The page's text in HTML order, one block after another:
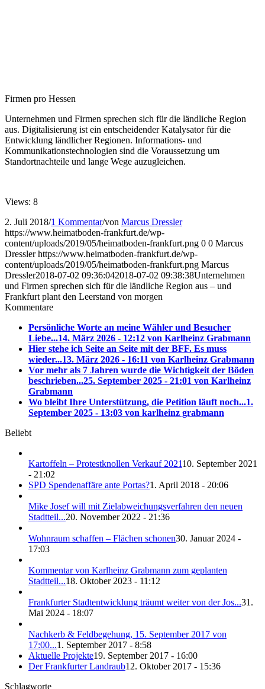
Firmen pro Hessen
Unternehmen und Firmen sprechen sich für die ländliche Region
aus. Digitalisierung ist ein entscheidender Katalysator für die
Entwicklung ländlicher Regionen. Informations- und
Kommunikationstechnologien sind die Voraussetzung um
Standortnachteile und lange Wege auzugleichen.
Views: 8
2. Juli 2018/1 Kommentar/von Marcus Dressler
https://www.heimatboden-frankfurt.de/wp-
content/uploads/2019/05/heimatboden-frankfurt.png 0 0 Marcus
Dressler https://www.heimatboden-frankfurt.de/wp-
content/uploads/2019/05/heimatboden-frankfurt.png Marcus
Dressler2018-07-02 09:36:042018-07-02 09:38:38Unternehmen
und Firmen sprechen sich für die ländliche Region aus – und
Frankfurt plant den Leerstand von morgen
Kommentare
Persönliche Worte an meine Wähler und Besucher
Liebe...14. März 2026 - 12:12 von Karlheinz Grabmann
Hier stehe ich Seite an Seite mit der BFF. Es muss
wieder...13. März 2026 - 16:11 von Karlheinz Grabmann
Vor mehr als 7 Jahren wurde die Wichtigkeit der Böden
beschrieben...25. September 2025 - 21:01 von Karlheinz
Grabmann
Wo bleibt Ihre Unterstützung, die Petition läuft noch...1.
September 2025 - 13:03 von karlheinz grabmann
Beliebt
Kartoffeln – Protestknollen Verkauf 202110. September 2021
- 21:02
SPD Spendenaffäre ante Portas?1. April 2018 - 20:06
Mike Josef will mit Zielabweichungsverfahren den neuen
Stadtteil...20. November 2022 - 21:36
Wohnraum schaffen – Flächen schonen30. Januar 2024 -
17:03
Kommentar von Karlheinz Grabmann zum geplanten
Stadtteil...18. Oktober 2023 - 11:12
Frankfurter Stadtentwicklung träumt weiter von der Jos...31.
Mai 2024 - 18:07
Nachkerb & Feldbegehung, 15. September 2017 von
17:00...1. September 2017 - 8:58
Aktuelle Projekte19. September 2017 - 16:00
Der Frankfurter Landraub12. Oktober 2017 - 15:36
Schlagworte